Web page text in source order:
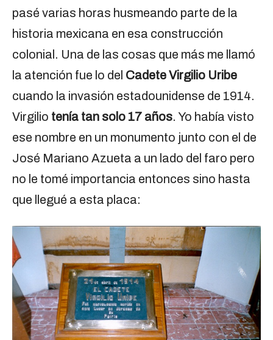
pasé varias horas husmeando parte de la
historia mexicana en esa construcción
colonial. Una de las cosas que más me llamó
la atención fue lo del Cadete Virgilio Uribe
cuando la invasión estadounidense de 1914.
Virgilio tenía tan solo 17 años. Yo había visto
ese nombre en un monumento junto con el de
José Mariano Azueta a un lado del faro pero
no le tomé importancia entonces sino hasta
que llegué a esta placa: